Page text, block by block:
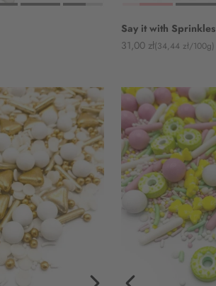
Say it with Sprinkles
Angebot
31,00 zł(34,44 zł/100g)